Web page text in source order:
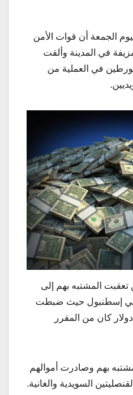
الجمعة أن قوات الأمن
في المدينة وألقت
في العملية من
المشتبه بهم إلى
إسطنبول حيث ضبطت
أوراقا نقدية مزيفة فئة 100 دولار كان من المقرر
بهم وصادرت أموالهم
السويدية والغانية.